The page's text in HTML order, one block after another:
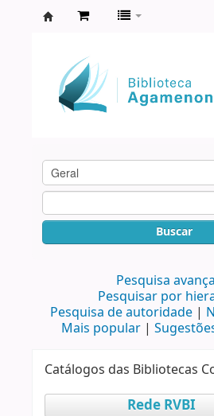
Agamenon
Magalhães
Buscar
Pesquisa
Pesquisar por
Pesquisa de autoridade
Mais popular
Catálogos das Bibliotecas
Rede RVBI